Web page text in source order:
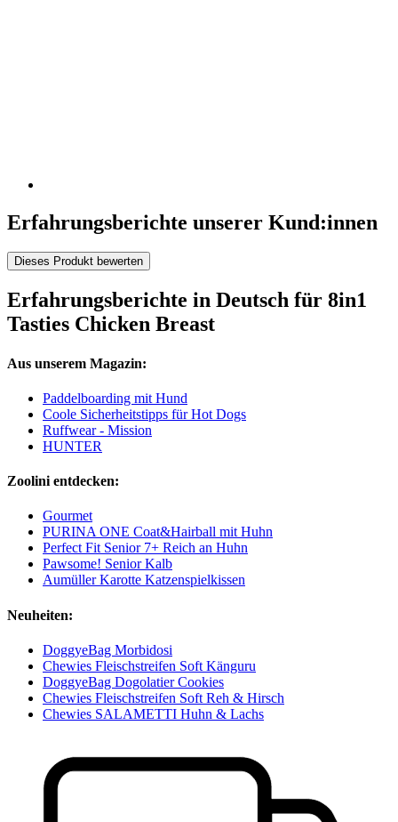
Erfahrungsberichte unserer Kund:innen
Dieses Produkt bewerten
Erfahrungsberichte in Deutsch für 8in1
Tasties Chicken Breast
Aus unserem Magazin:
Paddelboarding mit Hund
Coole Sicherheitstipps für Hot Dogs
Ruffwear - Mission
HUNTER
Zoolini entdecken:
Gourmet
PURINA ONE Coat&Hairball mit Huhn
Perfect Fit Senior 7+ Reich an Huhn
Pawsome! Senior Kalb
Aumüller Karotte Katzenspielkissen
Neuheiten:
DoggyeBag Morbidosi
Chewies Fleischstreifen Soft Känguru
DoggyeBag Dogolatier Cookies
Chewies Fleischstreifen Soft Reh & Hirsch
Chewies SALAMETTI Huhn & Lachs